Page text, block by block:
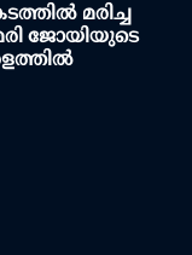
മരിച്ച
ജോയിയുടെ